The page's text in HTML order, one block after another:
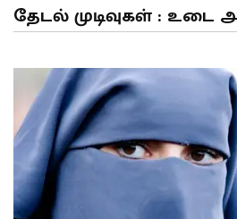
தேடல் முடிவுகள் : உடை